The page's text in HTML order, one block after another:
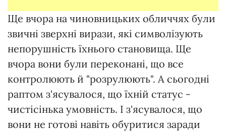
Ще вчора на чиновницьких обличчях були
звичні зверхні вирази, які символізують
непорушність їхнього становища. Ще
вчора вони були переконані, що все
контролюють й "розрулюють". А сьогодні
раптом з'ясувалося, що їхній статус -
чистісінька умовність. І з'ясувалося, що
вони не готові навіть обуритися заради